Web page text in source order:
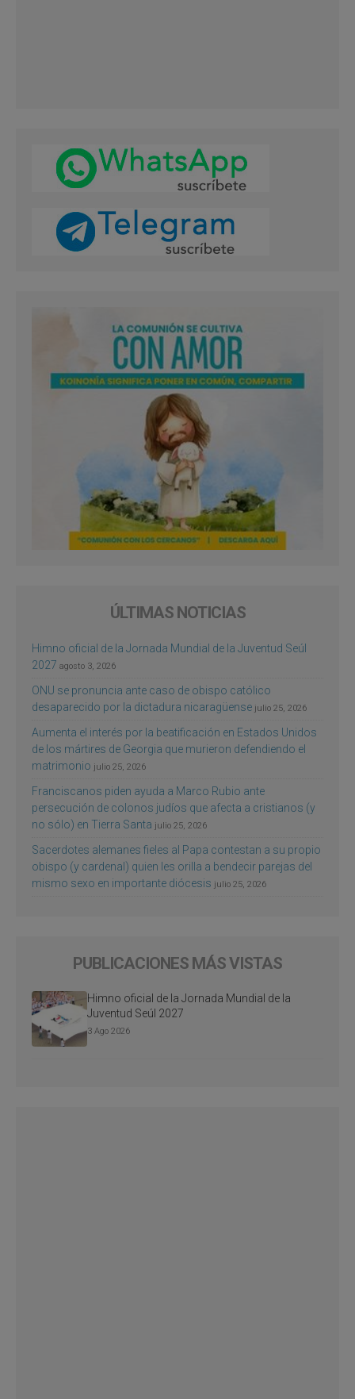
ÚLTIMAS NOTICIAS
Himno oficial de la Jornada Mundial de la Juventud Seúl
2027 agosto 3, 2026
ONU se pronuncia ante caso de obispo católico
desaparecido por la dictadura nicaragüense julio 25, 2026
Aumenta el interés por la beatificación en Estados Unidos
de los mártires de Georgia que murieron defendiendo el
matrimonio julio 25, 2026
Franciscanos piden ayuda a Marco Rubio ante
persecución de colonos judíos que afecta a cristianos (y
no sólo) en Tierra Santa julio 25, 2026
Sacerdotes alemanes fieles al Papa contestan a su propio
obispo (y cardenal) quien les orilla a bendecir parejas del
mismo sexo en importante diócesis julio 25, 2026
PUBLICACIONES MÁS VISTAS
Himno oficial de la Jornada Mundial de la
Juventud Seúl 2027
3 Ago 2026